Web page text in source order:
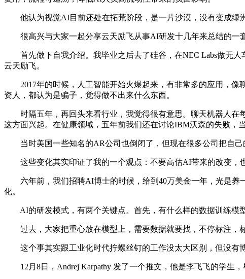
他认为视觉AI目前还处在拓荒阶段，是一片沙漠，没有变成绿洲
很高兴与大家一起分享云天励飞从事AI研发十几年来总结的一
首先做下自我介绍。我毕业之后去了硅谷，在NEC Labs做无人
云天励飞。
2017年的时候，人工智能开始火爆起来，有非常多的应用，像
资人，都认为是骗子，觉得做不出来什么东西。
时隔五年，再回头来看行业，我觉得很有意思。聊天机器人在
这方面兴起。在健康领域，五年前我们还在讨论IBM沃森的失败，
当时美国一些知名的AR公司也倒闭了，但现在很多公司把自己
这些变化其实印证了我的一个观点：不要高估AI带来的改变，
六年前，我们招聘AI博士的时候，给到40万美金一年，光是养
化。
AI的研发模式，有两个关键点。首先，有什么样的数据训练模
过去，大家把重心放在模型上，需要数据就要找，不停标注，
这个事其实跟工业化时代拧螺丝钉的工作没太大区别，但没有
12月8日，Andrej Karpathy 发了一个推文，他是李飞飞的学生，